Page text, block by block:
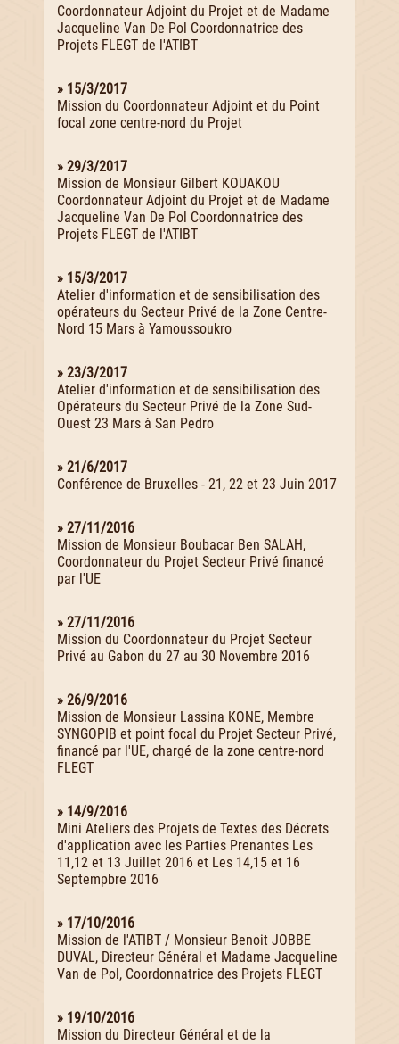
Coordonnateur Adjoint du Projet et de Madame
Jacqueline Van De Pol Coordonnatrice des
Projets FLEGT de l'ATIBT
» 15/3/2017
Mission du Coordonnateur Adjoint et du Point
focal zone centre-nord du Projet
» 29/3/2017
Mission de Monsieur Gilbert KOUAKOU
Coordonnateur Adjoint du Projet et de Madame
Jacqueline Van De Pol Coordonnatrice des
Projets FLEGT de l'ATIBT
» 15/3/2017
Atelier d'information et de sensibilisation des
opérateurs du Secteur Privé de la Zone Centre-
Nord 15 Mars à Yamoussoukro
» 23/3/2017
Atelier d'information et de sensibilisation des
Opérateurs du Secteur Privé de la Zone Sud-
Ouest 23 Mars à San Pedro
» 21/6/2017
Conférence de Bruxelles - 21, 22 et 23 Juin 2017
» 27/11/2016
Mission de Monsieur Boubacar Ben SALAH,
Coordonnateur du Projet Secteur Privé financé
par l'UE
» 27/11/2016
Mission du Coordonnateur du Projet Secteur
Privé au Gabon du 27 au 30 Novembre 2016
» 26/9/2016
Mission de Monsieur Lassina KONE, Membre
SYNGOPIB et point focal du Projet Secteur Privé,
financé par l'UE, chargé de la zone centre-nord
FLEGT
» 14/9/2016
Mini Ateliers des Projets de Textes des Décrets
d'application avec les Parties Prenantes Les
11,12 et 13 Juillet 2016 et Les 14,15 et 16
Septempbre 2016
» 17/10/2016
Mission de l'ATIBT / Monsieur Benoit JOBBE
DUVAL, Directeur Général et Madame Jacqueline
Van de Pol, Coordonnatrice des Projets FLEGT
» 19/10/2016
Mission du Directeur Général et de la